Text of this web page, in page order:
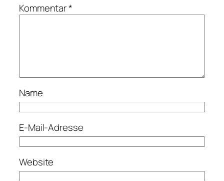
Kommentar*
Name
E-Mail-Adresse
Website